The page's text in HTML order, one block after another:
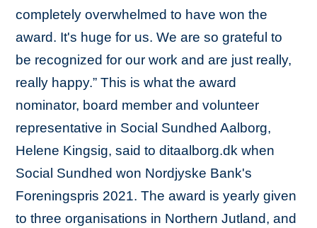
completely overwhelmed to have won the
award. It's huge for us. We are so grateful to
be recognized for our work and are just really,
really happy.” This is what the award
nominator, board member and volunteer
representative in Social Sundhed Aalborg,
Helene Kingsig, said to ditaalborg.dk when
Social Sundhed won Nordjyske Bank's
Foreningspris 2021. The award is yearly given
to three organisations in Northern Jutland, and